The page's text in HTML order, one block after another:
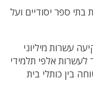
ובעשרות בתי ספר יסודיים ועל
עשרות מיליוני
אלפי תלמידי
בין כותלי בית